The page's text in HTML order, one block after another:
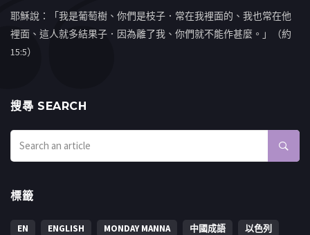
耶穌說：「我是葡萄樹、你們是枝子．常在我裡面的、我也常在他
裡面、這人就多結果子．因為離了我、你們就不能作甚麼。」（約
15:5）
搜㝷 SEARCH
標籤
EN ENGLISH MONDAY MANNA 中國成語
以色列